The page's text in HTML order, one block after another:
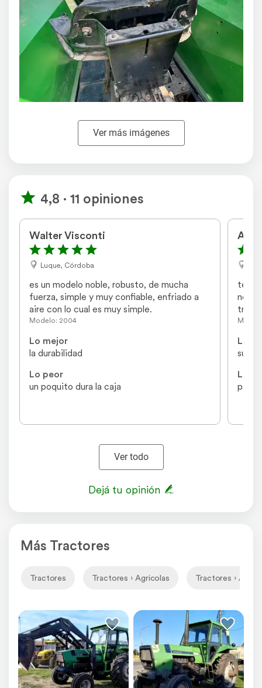
Ver más imágenes
4,8 · 11 opiniones
Walter Visconti
Luque, Córdoba
es un modelo noble, robusto, de mucha
fuerza, simple y muy confiable, enfriado a
aire con lo cual es muy simple.
Modelo: 2004
Lo mejor
la durabilidad
Lo peor
un poquito dura la caja
noble
Lo
su
Lo
para
Ver todo
Dejá tu opinión
Más Tractores
Tractores Tractores › Agricolas Tractores ›